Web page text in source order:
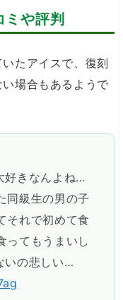
や評判
たアイスで、復刻
場合もあるようで
好きなんよね…
同級生の男の子
それで初めて食
ってもうまいし
いの悲しい…